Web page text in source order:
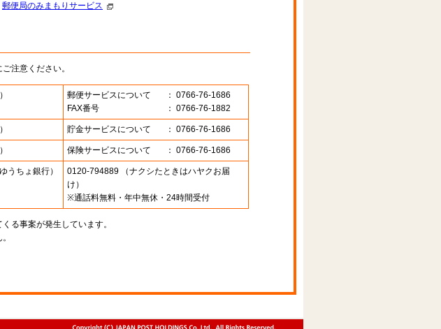
郵便局のみまもりサービス
注意ください。
郵便サービスについて
： 0766-76-1686
FAX番号
： 0766-76-1882
貯金サービスについて ： 0766-76-1686
保険サービスについて ： 0766-76-1686
うちょ銀行）
0120-794889 （ナクシたときはハヤクお届
け）
※通話料無料・年中無休・24時間受付
る事案が発生しています。